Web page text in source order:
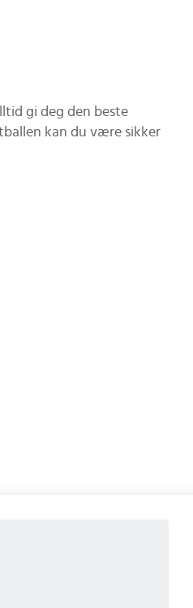
gi deg den beste
kan du være sikker